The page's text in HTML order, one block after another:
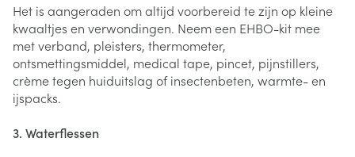
Het is aangeraden om altijd voorbereid te zijn op kleine
kwaaltjes en verwondingen. Neem een EHBO-kit mee
met verband, pleisters, thermometer,
ontsmettingsmiddel, medical tape, pincet, pijnstillers,
crème tegen huiduitslag of insectenbeten, warmte- en
ijspacks.
3. Waterflessen